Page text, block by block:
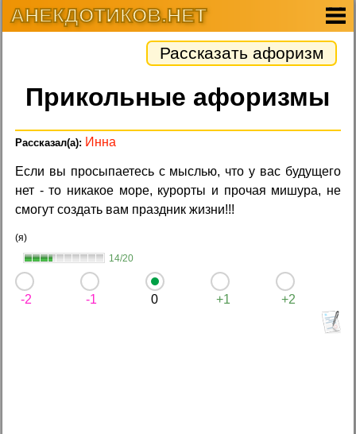
АНЕКДОТИКОВ.НЕТ
Рассказать афоризм
Прикольные афоризмы
Инна
Если вы просыпаетесь с мыслью, что у вас будущего
нет - то никакое море, курорты и прочая мишура, не
смогут создать вам праздник жизни!!!
(я)
14/20
-2 -1 0 +1 +2